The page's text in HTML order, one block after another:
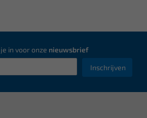
in voor onze nieuwsbrief
Inschrijven